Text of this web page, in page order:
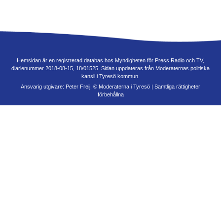
Hemsidan är en registrerad databas hos Myndigheten för Press Radio och TV,
diarienummer 2018-08-15, 18/01525. Sidan uppdateras från Moderaternas politiska
kansli i Tyresö kommun.
Ansvarig utgivare: Peter Freij. © Moderaterna i Tyresö | Samtliga rättigheter
förbehållna